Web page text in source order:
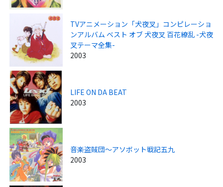
TVアニメーション「犬夜叉」コンピレーショ
ンアルバム ベスト オブ 犬夜叉 百花繚乱 -犬夜
叉テーマ全集-
2003
LIFE ON DA BEAT
2003
音楽盗賊団～アソボット戦記五九
2003